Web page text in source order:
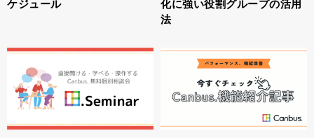
ケジュール
化に強い役割グループの活用
法